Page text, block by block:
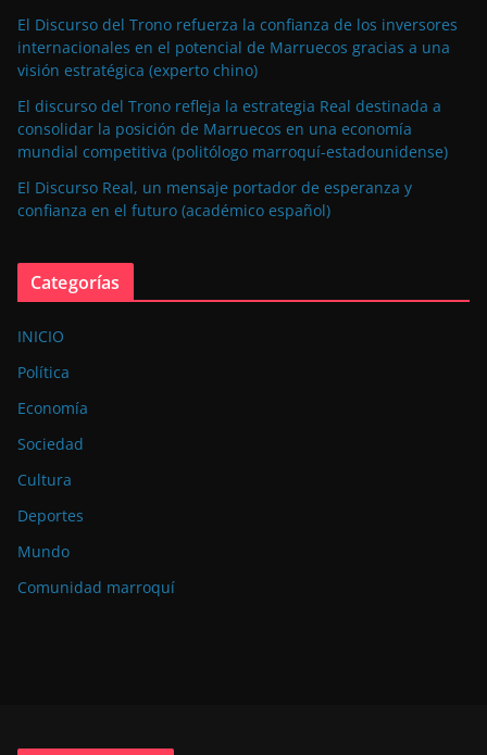
El Discurso del Trono refuerza la confianza de los inversores
internacionales en el potencial de Marruecos gracias a una
visión estratégica (experto chino)
El discurso del Trono refleja la estrategia Real destinada a
consolidar la posición de Marruecos en una economía
mundial competitiva (politólogo marroquí-estadounidense)
El Discurso Real, un mensaje portador de esperanza y
confianza en el futuro (académico español)
Categorías
INICIO
Política
Economía
Sociedad
Cultura
Deportes
Mundo
Comunidad marroquí